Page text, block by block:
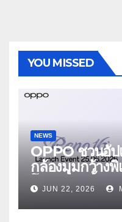
YOU MISSED
NEWS
OPPO ชวนอั
กล้องมุมกว้าง
โฟนเพื่อนซี้ เท
งาน OPPO
Launch
JUN 22, 2026